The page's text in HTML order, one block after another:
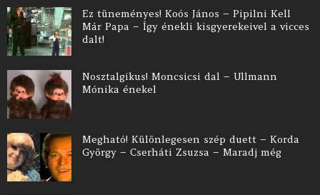
Ez tüneményes! Koós János – Pipilni Kell
Már Papa – Így énekli kisgyerekeivel a vicces
dalt!
Nosztalgikus! Moncsicsi dal – Ullmann
Mónika énekel
Megható! Különlegesen szép duett – Korda
György – Cserháti Zsuzsa – Maradj még